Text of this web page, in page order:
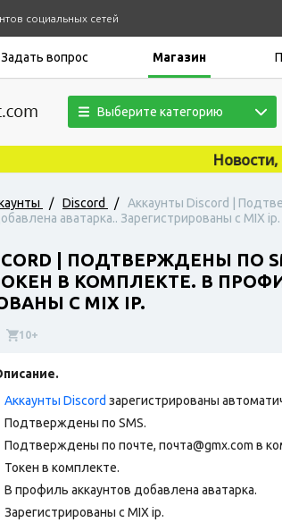
социальных сетей
вопрос Магазин
Выберите категорию
Новости,
/ Discord /
Аккаунты Discord |
аватарка.. Зарегистрированы с MIX ip.
| ПОДТВЕРЖДЕНЫ ПО
В КОМПЛЕКТЕ. В
С MIX IP.
10+
Аккаунты Discord зарегистрированы
Подтверждены по SMS.
Подтверждены по почте, почта@gmx.com в
Токен в комплекте.
В профиль аккаунтов добавлена аватарка.
Зарегистрированы с MIX ip.